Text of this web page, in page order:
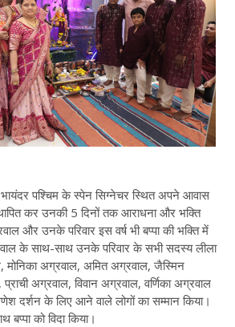
भायंदर पश्चिम के स्पेन सिग्नेचर स्थित अपने आवास
कर उनकी 5 दिनों तक आराधना और भक्ति
और उनके परिवार इस वर्ष भी बप्पा की भक्ति में
के साथ-साथ उनके परिवार के सभी सदस्य लीला
मोनिका अग्रवाल, अमित अग्रवाल, जैस्मिन
अग्रवाल, विवान अग्रवाल, वर्णिका अग्रवाल
दर्शन के लिए आने वाले लोगों का सम्मान किया।
बप्पा को विदा किया।